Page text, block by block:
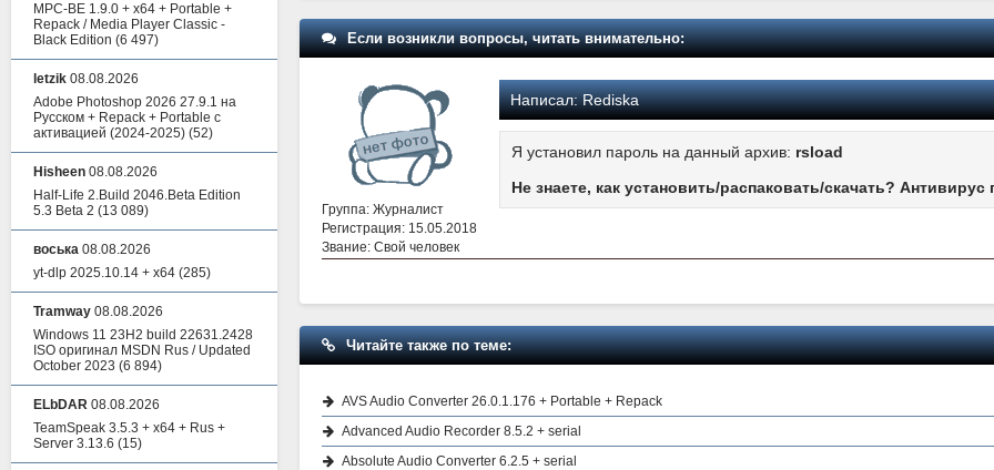
Если возникли вопросы, читать внимательно:
Группа: Журналист
Регистрация: 15.05.2018
Звание: Свой человек
Написал:Rediska
Я установил пароль на данный архив: rsload
Не знаете, как установить/распаковать/скачать?
Читайте также по теме:
AVS Audio Converter 26.0.1.176 + Portable + Repack
Advanced Audio Recorder 8.5.2 + serial
Absolute Audio Converter 6.2.5 + serial
MPC-BE 1.9.0 + x64 + Portable +
Repack / Media Player Classic -
Black Edition (6 497)
letzik 08.08.2026
Adobe Photoshop 2026 27.9.1 на
Русском + Repack + Portable с
активацией (2024-2025) (52)
Hisheen 08.08.2026
Half-Life 2.Build 2046.Beta Edition
5.3 Beta 2 (13 089)
воська 08.08.2026
yt-dlp 2025.10.14 + x64 (285)
Tramway 08.08.2026
Windows 11 23H2 build 22631.2428
ISO оригинал MSDN Rus / Updated
October 2023 (6 894)
ELbDAR 08.08.2026
TeamSpeak 3.5.3 + x64 + Rus +
Server 3.13.6 (15)